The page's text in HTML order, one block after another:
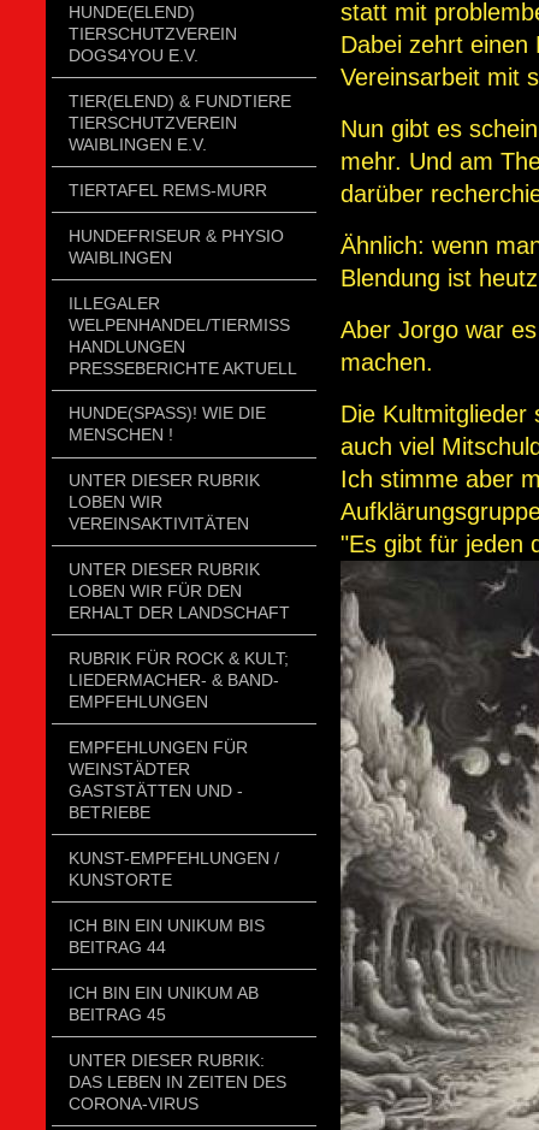
HUNDE(ELEND)
TIERSCHUTZVEREIN
DOGS4YOU E.V.
TIER(ELEND) & FUNDTIERE
TIERSCHUTZVEREIN
WAIBLINGEN E.V.
TIERTAFEL REMS-MURR
HUNDEFRISEUR & PHYSIO
WAIBLINGEN
ILLEGALER
WELPENHANDEL/TIERMISSH
ANDLUNGEN P
RESSEBERICHTE AKTUELL
HUNDE(SPASS)! WIE DIE
MENSCHEN !
UNTER DIESER RUBRIK
LOBEN WIR
VEREINSAKTIVITÄTEN
UNTER DIESER RUBRIK
LOBEN WIR FÜR DEN
ERHALT DER LANDSCHAFT
RUBRIK FÜR ROCK & KULT;
LIEDERMACHER- & BAND-
EMPFEHLUNGEN
EMPFEHLUNGEN FÜR
WEINSTÄDTER
GASTSTÄTTEN UND -
BETRIEBE
KUNST-EMPFEHLUNGEN /
KUNSTORTE
ICH BIN EIN UNIKUM BIS
BEITRAG 44
ICH BIN EIN UNIKUM AB
BEITRAG 45
UNTER DIESER RUBRIK:
DAS LEBEN IN ZEITEN DES
CORONA-VIRUS
statt mit
Dabei zehrt einen
Vereinsarbeit mit
Nun gibt es
mehr. Und am
darüber
Ähnlich: wenn
Blendung ist
Aber Jorgo war
machen.
Die Kultmitglieder
auch viel
Ich stimme aber
"Es gibt für jeden